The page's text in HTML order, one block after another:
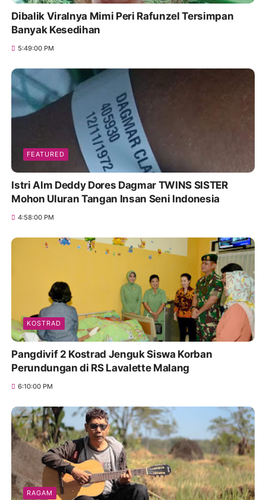
Dibalik Viralnya Mimi Peri Rafunzel Tersimpan
Banyak Kesedihan
5:49:00 PM
FEATURED
Istri Alm Deddy Dores Dagmar TWINS SISTER
Mohon Uluran Tangan Insan Seni Indonesia
4:58:00 PM
KOSTRAD
Pangdivif 2 Kostrad Jenguk Siswa Korban
Perundungan di RS Lavalette Malang
6:10:00 PM
RAGAM